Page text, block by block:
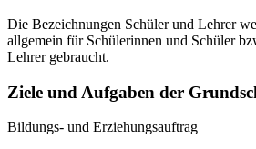
Die Bezeichnungen Schüler und Lehrer
allgemein für Schülerinnen und Schüler
Lehrer gebraucht.
Ziele und Aufgaben der
Bildungs- und Erziehungsauftrag